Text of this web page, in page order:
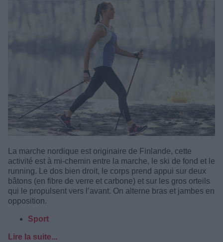
La marche nordique est originaire de Finlande, cette
activité est à mi-chemin entre la marche, le ski de fond et le
running. Le dos bien droit, le corps prend appui sur deux
bâtons (en fibre de verre et carbone) et sur les gros orteils
qui le propulsent vers l’avant. On alterne bras et jambes en
opposition.
Sport
Lire la suite...